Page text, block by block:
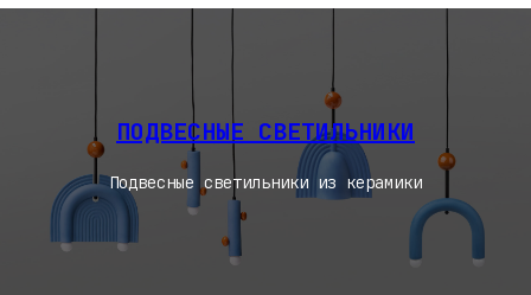
ПОДВЕСНЫЕ СВЕТИЛЬНИКИ
Подвесные светильники из керамики